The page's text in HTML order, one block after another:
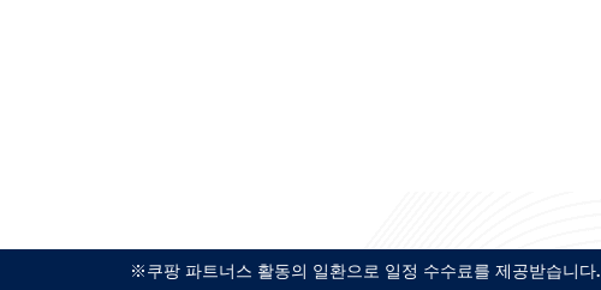
※쿠팡 파트너스 활동의 일환으로 일정 수수료를 제공받습니다.